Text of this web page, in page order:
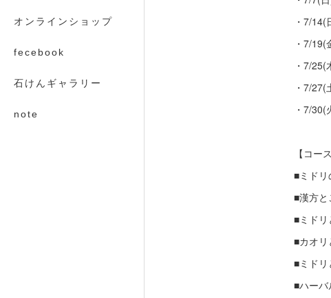
オンラインショップ
fecebook
石けんギャラリー
note
・7/
・7/
・7/
・7/
・7/
【コー
■ミド
■漢方
■ミド
■カオ
■ミド
■ハー